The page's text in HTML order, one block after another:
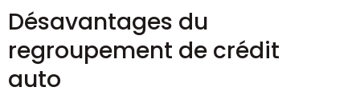
Désavantages du
regroupement de crédit
auto